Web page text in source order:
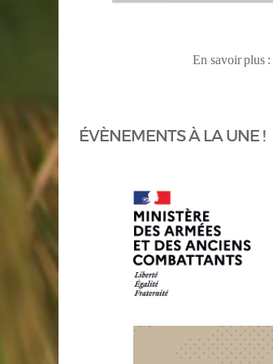
En savoir plus :
ÉVÈNEMENTS À LA UNE !